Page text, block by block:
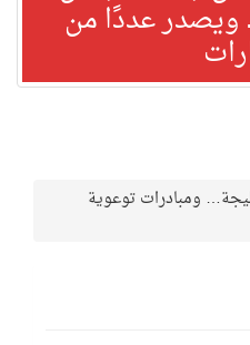
ويصدر عددًا من
ومبادرات توعوية